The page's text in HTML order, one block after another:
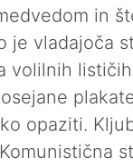
in
je vladajoča
volilnih
opaziti.